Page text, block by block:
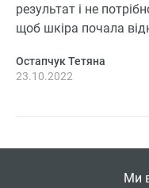
результат і не
щоб шкіра почала
Остапчук Тетяна
23.10.2022
Ми